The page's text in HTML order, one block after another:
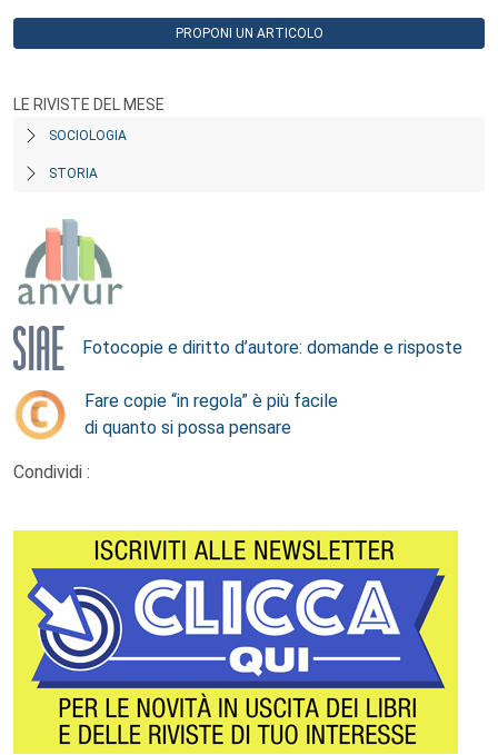
PROPONI UN ARTICOLO
LE RIVISTE DEL MESE
SOCIOLOGIA
STORIA
Fotocopie e diritto d’autore: domande e risposte
Fare copie “in regola” è più facile
di quanto si possa pensare
Condividi :